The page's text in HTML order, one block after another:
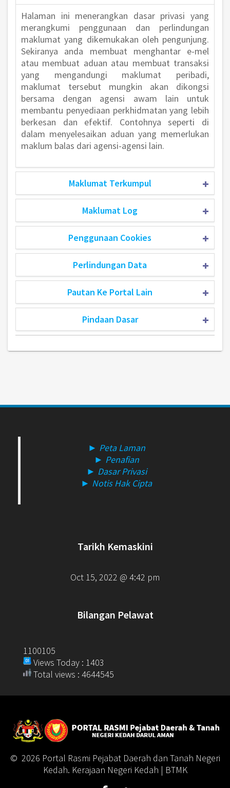
Halaman ini menerangkan dasar privasi yang
merangkumi penggunaan dan perlindungan
maklumat yang dikemukakan oleh pengunjung.
Sekiranya anda membuat menghantar e-mel
atau membuat aduan atau membuat transaksi
yang mengandungi maklumat peribadi,
maklumat tersebut mungkin akan dikongsi
bersama dengan agensi awam lain untuk
membantu penyediaan perkhidmatan yang lebih
berkesan dan efektif. Contohnya seperti di
dalam menyelesaikan aduan yang memerlukan
maklum balas dari agensi-agensi lain.
Maklumat Terkumpul
Maklumat Log
Penggunaan Cookies
Perlindungan Data
Pautan Ke Portal Lain
Pindaan Dasar
► Peta Laman
► Penafian
► Dasar Privasi
► Notis Hak Cipta
Tarikh Kemaskini
Oct 15, 2022 @ 4:42 pm
Bilangan Pelawat
1100105
Views Today : 1403
Total views : 4644545
© 2026 Portal Rasmi Pejabat Daerah dan Tanah Negeri
Kedah. Kerajaan Negeri Kedah | BTMK